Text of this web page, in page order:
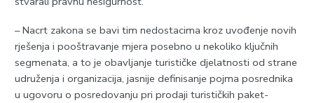
– Nacrt zakona se bavi tim nedostacima kroz uvođenje novih
rješenja i pooštravanje mjera posebno u nekoliko ključnih
segmenata, a to je obavljanje turističke djelatnosti od strane
udruženja i organizacija, jasnije definisanje pojma posrednika
u ugovoru o posredovanju pri prodaji turističkih paket-